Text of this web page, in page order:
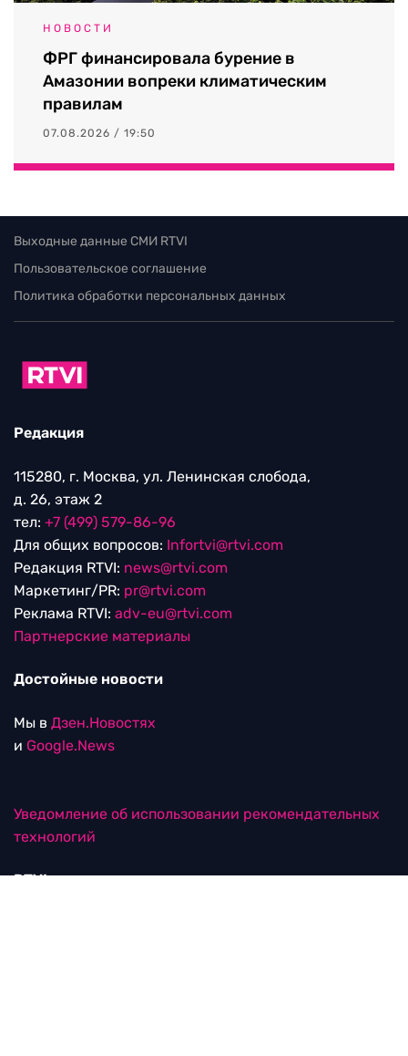
НОВОСТИ
ФРГ финансировала бурение в
Амазонии вопреки климатическим
правилам
07.08.2026 / 19:50
Выходные данные СМИ RTVI
Пользовательское соглашение
Политика обработки персональных данных
Редакция
115280, г. Москва, ул. Ленинская слобода,
д. 26, этаж 2
тел: +7 (499) 579-86-96
Для общих вопросов: Infortvi@rtvi.com
Редакция RTVI: news@rtvi.com
Маркетинг/PR: pr@rtvi.com
Реклама RTVI: adv-eu@rtvi.com
Партнерские материалы
Достойные новости
Мы в Дзен.Новостях
и Google.News
Уведомление об использовании рекомендательных
технологий
RTVI в соцсетях